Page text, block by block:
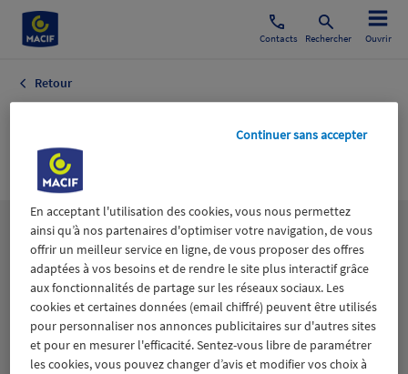
Contacts Rechercher Ouvrir
Retour
généraliste
Lesthématiques
Aidants Catastrophes naturelles Climat
Engagement Epargne ESS
En acceptant l'utilisation des cookies, vous nous permettez
ainsi qu’à nos partenaires d'optimiser votre navigation, de vous
offrir un meilleur service en ligne, de vous proposer des offres
adaptées à vos besoins et de rendre le site plus interactif grâce
aux fonctionnalités de partage sur les réseaux sociaux. Les
cookies et certaines données (email chiffré) peuvent être utilisés
pour personnaliser nos annonces publicitaires sur d'autres sites
et pour en mesurer l'efficacité. Sentez-vous libre de paramétrer
les cookies, vous pouvez changer d’avis et modifier vos choix à
Continuer sans accepter